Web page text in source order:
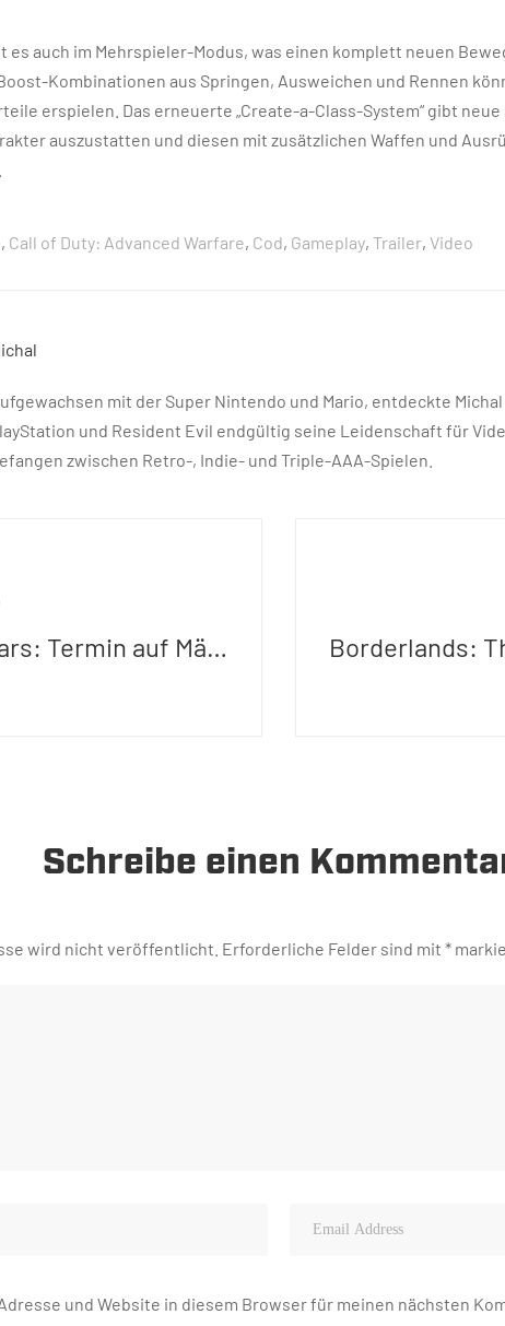
es auch im Mehrspieler-Modus, was einen komplett neuen
Kombinationen aus Springen, Ausweichen und Rennen
erspielen. Das erneuerte „Create-a-Class-System“ gibt
auszustatten und diesen mit zusätzlichen Waffen und
, Call of Duty: Advanced Warfare, Cod, Gameplay, Trailer, Video
mit der Super Nintendo und Mario, entdeckte
und Resident Evil endgültig seine Leidenschaft für
zwischen Retro-, Indie- und Triple-AAA-Spielen.
Project Cars: Termin auf März verschoben
Schreibe einen
wird nicht veröffentlicht. Erforderliche Felder sind mit *
und Website in diesem Browser für meinen nächsten